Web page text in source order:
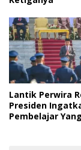
Lantik Perwira
Presiden
Pembelajar